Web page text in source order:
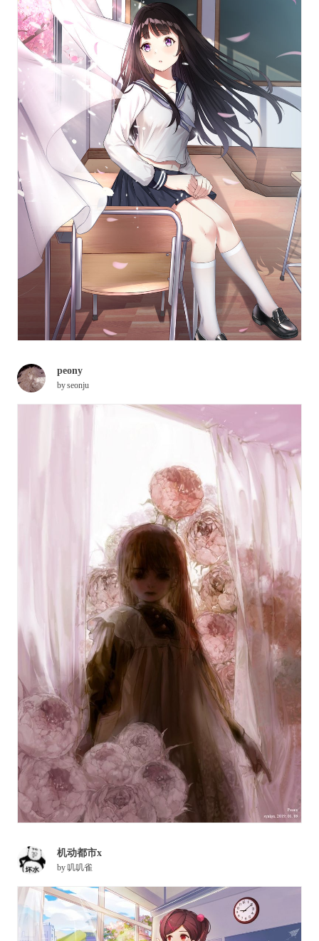
peony
byseonju
机动都市x
by叽叽雀